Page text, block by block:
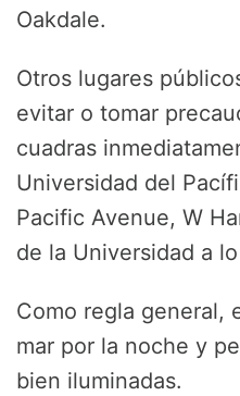
Oakdale.
Otros lugares
evitar o tomar
cuadras
Universidad del
Pacific Avenue, W
de la Universidad a
Como regla general,
mar por la noche y
bien iluminadas.